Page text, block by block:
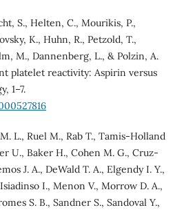
S., Helten, C., Mourikis, P.,
K., Huhn, R., Petzold, T.,
M., Dannenberg, L., & Polzin, A.
platelet reactivity: Aspirin versus
1–7.
M. L., Ruel M., Rab T., Tamis-Holland
U., Baker H., Cohen M. G., Cruz-
J. A., DeWald T. A., Elgendy I. Y.,
I., Menon V., Morrow D. A.,
S. B., Sandner S., Sandoval Y.,